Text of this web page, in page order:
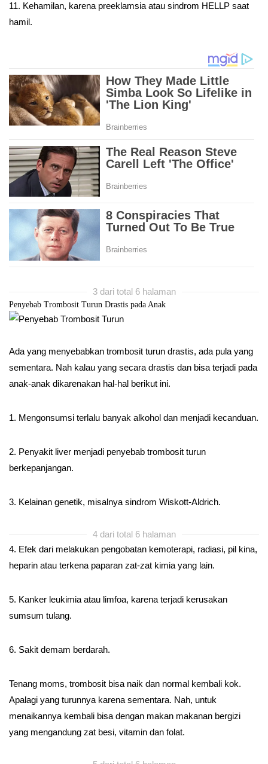
11. Kehamilan, karena preeklamsia atau sindrom HELLP saat
hamil.
3 dari total 6 halaman
Penyebab Trombosit Turun Drastis pada Anak
Ada yang menyebabkan trombosit turun drastis, ada pula yang
sementara. Nah kalau yang secara drastis dan bisa terjadi pada
anak-anak dikarenakan hal-hal berikut ini.
1. Mengonsumsi terlalu banyak alkohol dan menjadi kecanduan.
2. Penyakit liver menjadi penyebab trombosit turun
berkepanjangan.
3. Kelainan genetik, misalnya sindrom Wiskott-Aldrich.
4 dari total 6 halaman
4. Efek dari melakukan pengobatan kemoterapi, radiasi, pil kina,
heparin atau terkena paparan zat-zat kimia yang lain.
5. Kanker leukimia atau limfoa, karena terjadi kerusakan
sumsum tulang.
6. Sakit demam berdarah.
Tenang moms, trombosit bisa naik dan normal kembali kok.
Apalagi yang turunnya karena sementara. Nah, untuk
menaikannya kembali bisa dengan makan makanan bergizi
yang mengandung zat besi, vitamin dan folat.